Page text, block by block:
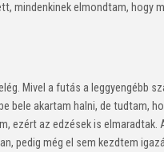
mindenkinek elmondtam, hogy
Mivel a futás a leggyengébb
akartam halni, de tudtam,
ezért az edzések is elmaradtak.
pedig még el sem kezdtem